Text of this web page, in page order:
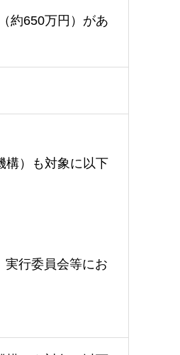
約650万円）があ
構）も対象に以下
実行委員会等にお